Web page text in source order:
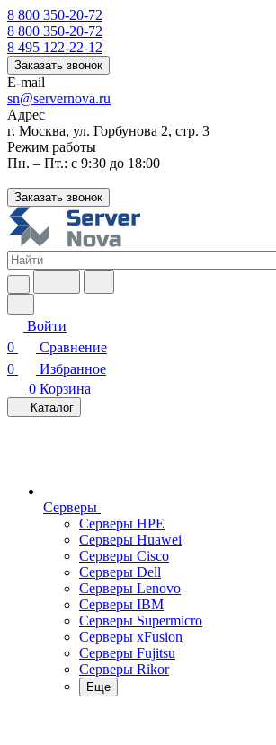
8 800 350-20-72
8 800 350-20-72
8 495 122-22-12
Заказать звонок
E-mail
sn@servernova.ru
Адрес
г. Москва, ул. Горбунова 2, стр. 3
Режим работы
Пн. – Пт.: с 9:30 до 18:00
Заказать звонок
Войти
0
Сравнение
0
Избранное
0 Корзина
Каталог
Серверы
Серверы HPE
Серверы Huawei
Серверы Cisco
Серверы Dell
Серверы Lenovo
Серверы IBM
Серверы Supermicro
Серверы xFusion
Серверы Fujitsu
Серверы Rikor
Еще